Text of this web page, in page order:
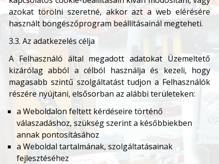
azokat törölni szeretné, akkor azt a web elérésére
használt böngészőprogram beállításainál megteheti.
3.3. Az adatkezelés célja
A Felhasználó által megadott adatokat Üzemeltető
kizárólag abból a célból használja és kezeli, hogy
magasabb szintű szolgáltatást tudjon a Felhasználók
részére nyújtani, elsősorban az alábbi területeken:
a Weboldalon feltett kérdéseire történő
válaszadáshoz, szükség szerint a későbbiekben
annak pontosításához
a Weboldal tartalmának, szolgáltatásainak
fejlesztéséhez